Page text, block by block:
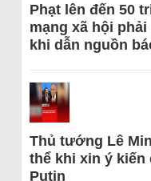
Phạt lên đến 50
mạng xã hội
khi dẫn nguồn
Thủ tướng Lê
thể khi xin ý kiến
Putin